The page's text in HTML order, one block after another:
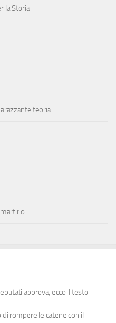
la Storia
teoria
martirio
approva, ecco il testo
rompere le catene con il